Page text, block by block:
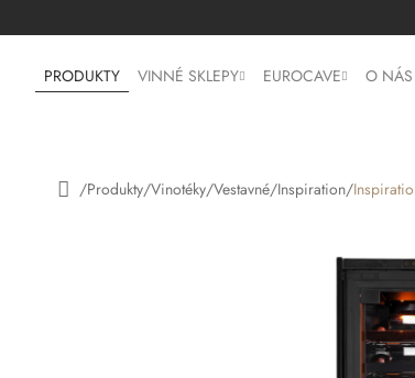
na
PRODUKTY VINNÉ SKLEPY EUROCAVE O NÁS
Domů
/Produkty/Vinotéky/Vestavné/Inspiration/